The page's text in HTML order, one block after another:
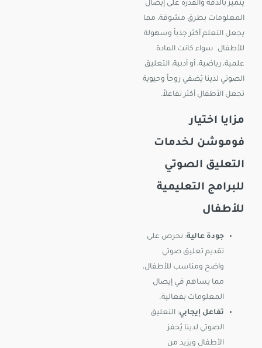
يتميز بالدقة والقدرة على إيصال
المعلومات بطرق مشوقة، مما
يجعل التعلم أكثر جذباً وسهولة
للأطفال. سواء كانت المادة
علمية، رياضية، أو أدبية، التعليق
الصوتي لدينا يُضفي روحاً وحيوية
تجعل الأطفال أكثر تفاعلاً.
مزايا اختيار
فوموشن لخدمات
التعليق الصوتي
للبرامج التعليمية
للأطفال
جودة عالية: نحرص على
تقديم تعليق صوتي
واضح ومناسب للأطفال،
مما يساهم في إيصال
المعلومات بفعالية.
تفاعل إيجابي: التعليق
الصوتي لدينا يُحفز
الأطفال ويزيد من